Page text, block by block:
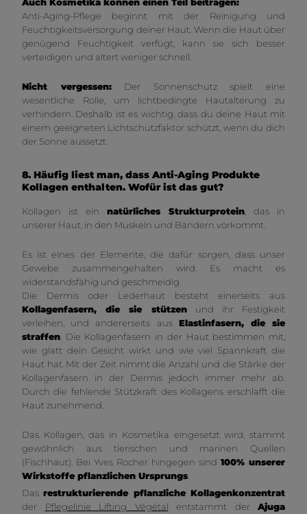
Auch Kosmetika können einen Teil beitragen:
Anti-Aging-Pflege beginnt mit der Reinigung und
Feuchtigkeitsversorgung deiner Haut. Wenn die Haut über
genügend Feuchtigkeit verfügt, kann sie sich besser
verteidigen und altert weniger schnell.
Nicht vergessen:Der Sonnenschutz spielt eine
wesentliche Rolle, um lichtbedingte Hautalterung zu
verhindern. Deshalb ist es wichtig, dass du deine Haut mit
einem geeigneten Lichtschutzfaktor schützt, wenn du dich
der Sonne aussetzt.
8. Häufig liest man, dass Anti-Aging Produkte
Kollagen enthalten. Wofür ist das gut?
Kollagen ist ein natürliches Strukturprotein , das in
unserer Haut, in den Muskeln und Bändern vorkommt.
Es ist eines der Elemente, die dafür sorgen, dass unser
Gewebe zusammengehalten wird. Es macht es
widerstandsfähig und geschmeidig.
Die Dermis oder Lederhaut besteht einerseits aus
Kollagenfasern, die sie stützenund ihr Festigkeit
verleihen, und andererseits aus Elastinfasern, die sie
straffen . Die Kollagenfasern in der Haut bestimmen mit,
wie glatt dein Gesicht wirkt und wie viel Spannkraft die
Haut hat. Mit der Zeit nimmt die Anzahl und die Stärke der
Kollagenfasern in der Dermis jedoch immer mehr ab.
Durch die fehlende Stützkraft des Kollagens erschlafft die
Haut zunehmend.
Das Kollagen, das in Kosmetika eingesetzt wird, stammt
gewöhnlich aus tierischen und marinen Quellen
(Fischhaut). Bei Yves Rocher hingegen sind 100% unserer
Wirkstoffe pflanzlichen Ursprungs.
Dasrestrukturierende pflanzliche Kollagenkonzentrat
der Pflegelinie Lifting Végétal entstammt der Ajuga